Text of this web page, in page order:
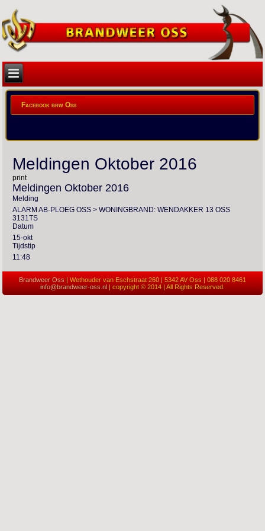
Facebook brw Oss
Meldingen Oktober 2016
print
Meldingen Oktober 2016
Melding
ALARM AB-PLOEG OSS > WONINGBRAND: WENDAKKER 13 OSS
3131TS
Datum
15-okt
Tijdstip
11:48
Brandweer Oss | Wethouder van Eschstraat 260 | 5342 AV Oss | 088 020 8461
info@brandweer-oss.nl
| copyright © 2014 | All Rights Reserved.